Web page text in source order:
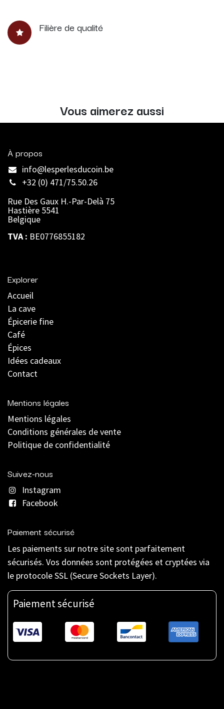
Filière de qualité
Vous aimerez aussi
À propos
info@lesperlesducoin.be​
+32 (0) 471/75.50.26
Rue Des Gaux H.-Par-Delà 75
Hastière 5541
Belgique
TVA : BE0776855182
Explorer
Accueil
La cave
Épicerie fine
Café
Épices
Idées cadeaux
Contact
Mentions légales
Mentions légales
Conditions générales de vente
Politique de confidentialité
Suivez-nous
Instagram
Facebook
Paiement sécurisé
Les paiements sur notre site sont parfaitement
sécurisés. Vos données sont protégées et cryptées via
le protocole SSL (Secure Sockets Layer).
Paiement sécurisé